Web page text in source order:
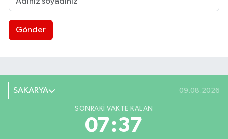
Gönder
SAKARYA 09.08.2026
SONRAKI VAKTE KALAN
07:37